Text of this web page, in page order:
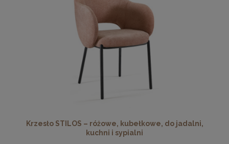
Krzesło STILOS – różowe, kubełkowe, do jadalni,
kuchni i sypialni